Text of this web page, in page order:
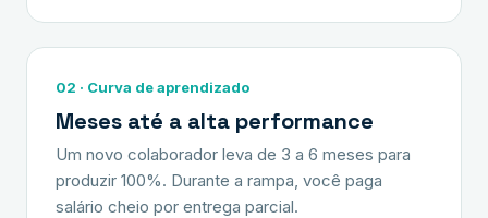
02 · Curva de aprendizado
Meses até a alta performance
Um novo colaborador leva de 3 a 6 meses para
produzir 100%. Durante a rampa, você paga
salário cheio por entrega parcial.